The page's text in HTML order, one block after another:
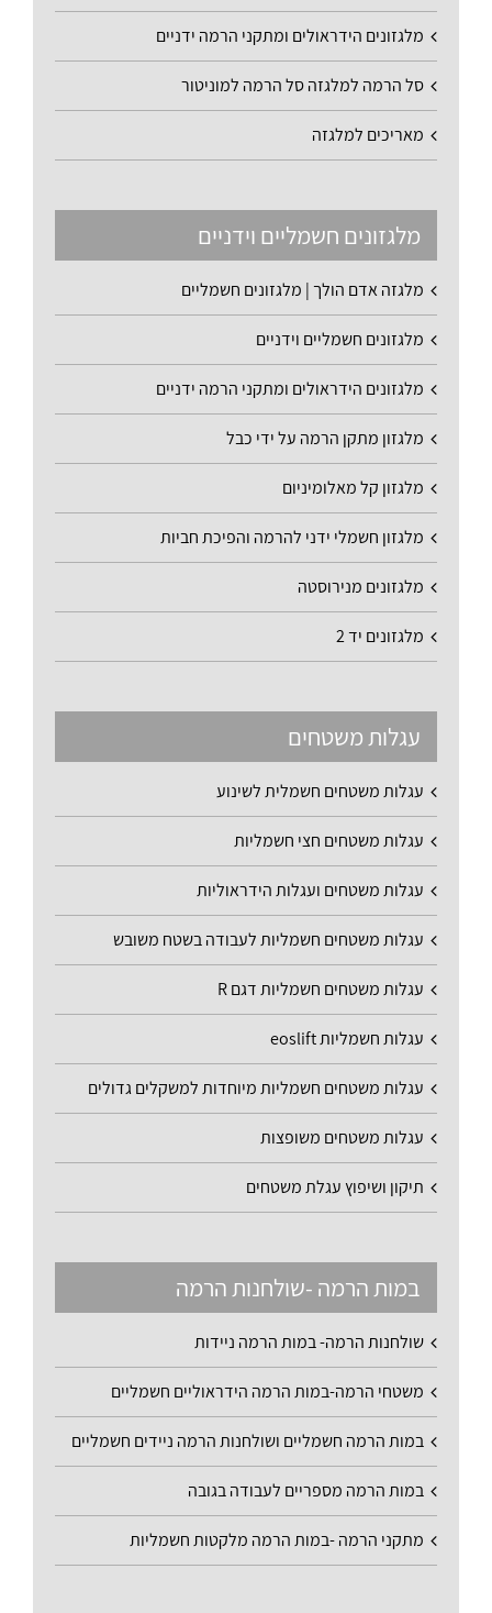
מלגזונים הידראולים ומתקני הרמה ידניים
סל הרמה למלגזה סל הרמה למוניטור
מאריכים למלגזה
מלגזונים חשמליים וידניים
מלגזה אדם הולך | מלגזונים חשמליים
מלגזונים חשמליים וידניים
מלגזונים הידראולים ומתקני הרמה ידניים
מלגזון מתקן הרמה על ידי כבל
מלגזון קל מאלומיניום
מלגזון חשמלי ידני להרמה והפיכת חביות
מלגזונים מנירוסטה
מלגזונים יד 2
עגלות משטחים
עגלות משטחים חשמלית לשינוע
עגלות משטחים חצי חשמליות
עגלות משטחים ועגלות הידראוליות
עגלות משטחים חשמליות לעבודה בשטח משובש
עגלות משטחים חשמליות דגם R
עגלות חשמליות eoslift
עגלות משטחים חשמליות מיוחדות למשקלים גדולים
עגלות משטחים משופצות
תיקון ושיפוץ עגלת משטחים
במות הרמה -שולחנות הרמה
שולחנות הרמה- במות הרמה ניידות
משטחי הרמה-במות הרמה הידראוליים חשמליים
במות הרמה חשמליים ושולחנות הרמה ניידים חשמליים
במות הרמה מספריים לעבודה בגובה
מתקני הרמה -במות הרמה מלקטות חשמליות